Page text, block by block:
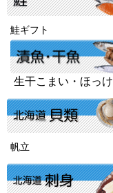
鮭ギフト
生干こまい・ほっけ
帆立